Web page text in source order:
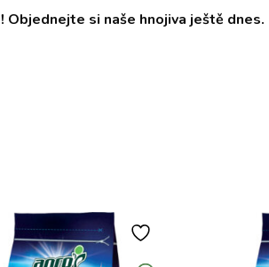
Objednejte si naše hnojiva ještě dnes.